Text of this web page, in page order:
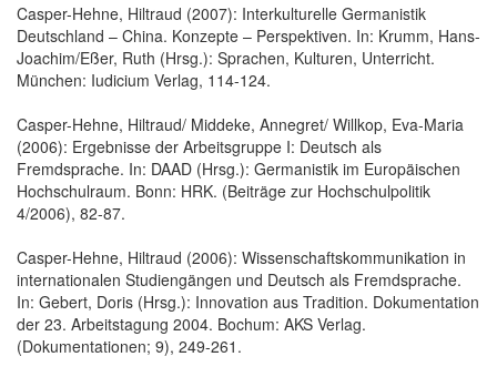
Casper-Hehne, Hiltraud (2007): Interkulturelle Germanistik
Deutschland – China. Konzepte – Perspektiven. In: Krumm, Hans-
Joachim/Eßer, Ruth (Hrsg.): Sprachen, Kulturen, Unterricht.
München: Iudicium Verlag, 114-124.
Casper-Hehne, Hiltraud/ Middeke, Annegret/ Willkop, Eva-Maria
(2006): Ergebnisse der Arbeitsgruppe I: Deutsch als
Fremdsprache. In: DAAD (Hrsg.): Germanistik im Europäischen
Hochschulraum. Bonn: HRK. (Beiträge zur Hochschulpolitik
4/2006), 82-87.
Casper-Hehne, Hiltraud (2006): Wissenschaftskommunikation in
internationalen Studiengängen und Deutsch als Fremdsprache.
In: Gebert, Doris (Hrsg.): Innovation aus Tradition. Dokumentation
der 23. Arbeitstagung 2004. Bochum: AKS Verlag.
(Dokumentationen; 9), 249-261.